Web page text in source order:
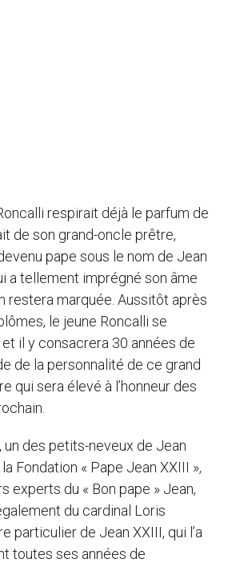
respirait déjà le parfum de
de son grand-oncle prêtre,
pape sous le nom de Jean
a tellement imprégné son âme
restera marquée. Aussitôt après
le jeune Roncalli se
il y consacrera 30 années de
de la personnalité de ce grand
qui sera élevé à l’honneur des
un des petits-neveux de Jean
Fondation « Pape Jean XXIII »,
experts du « Bon pape » Jean,
du cardinal Loris
particulier de Jean XXIII, qui l’a
toutes ses années de